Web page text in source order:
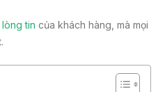
tin của khách hàng, mà mọi